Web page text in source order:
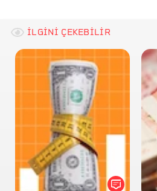
İşgücü İstatistikleri
GSYH
Dış Ticaret İstatistikleri
İLGİNİ ÇEKEBİLİR